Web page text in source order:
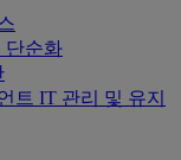
단순화
트 IT 관리 및 유지